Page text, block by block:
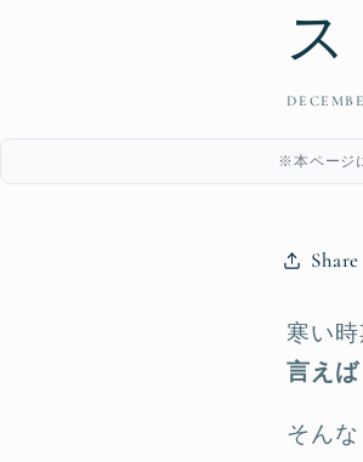
※本ページ
Share
寒い
言え
そんな